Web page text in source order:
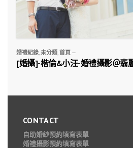
婚禮紀錄 未分類 首頁 —
[婚攝]-楷倫&小汪-婚禮攝影＠翡
CONTACT
自助婚紗預約填寫表單
婚禮攝影預約填寫表單